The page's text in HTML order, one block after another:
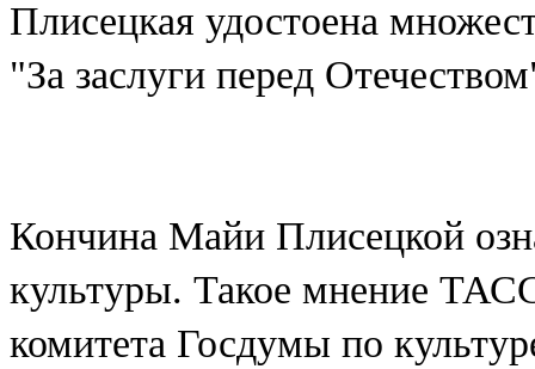
Плисецкая удостоена
"За заслуги перед
Кончина Майи Плисецкой
культуры. Такое мнение
комитета Госдумы по